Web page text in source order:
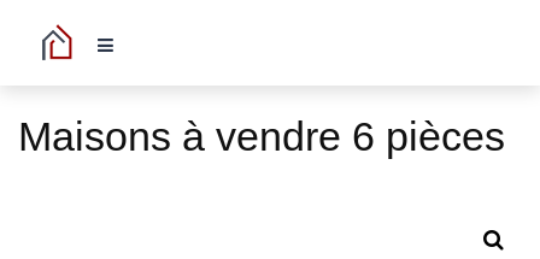
Maisons à vendre 6 pièces